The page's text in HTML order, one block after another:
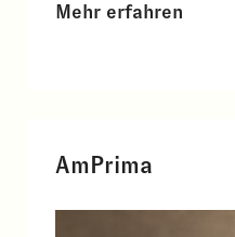
Mehr erfahren
AmPrima